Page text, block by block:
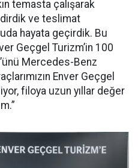
temasta çalışarak
ve teslimat
hayata geçirdik. Bu
Geçgel Turizm’in 100
Mercedes-Benz
Enver Geçgel
filoya uzun yıllar değer